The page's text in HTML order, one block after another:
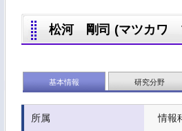
松河 剛司 (マツカワ
基本情報 研究分野
所属 情報